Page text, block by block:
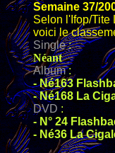
Semaine 37/
Selon l'Ifop/Tite
voici le
Single:
Néant
Album:
-Né163
- Né168 La
DVD:
-N° 24
- Né36 La